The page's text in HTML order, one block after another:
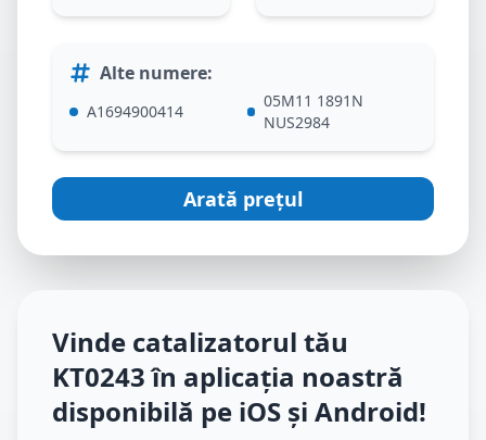
Alte numere:
A1694900414
05M11 1891N
NUS2984
Arată prețul
Vinde catalizatorul tău
KT0243 în aplicația noastră
disponibilă pe iOS și Android!